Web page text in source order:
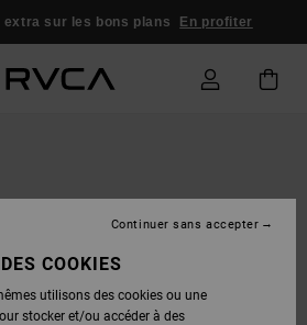
extra sur les bons plans En profiter
COOKIES
utilisons des cookies ou une
stocker et/ou accéder à des
Continuer sans accepter